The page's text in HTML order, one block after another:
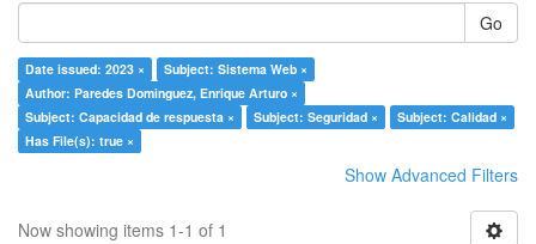
Go
Date issued: 2023 ×
Subject: Sistema Web ×
Author: Paredes Dominguez, Enrique Arturo ×
Subject: Capacidad de respuesta ×
Subject: Seguridad ×
Subject: Calidad ×
Has File(s): true ×
Show Advanced Filters
Now showing items 1-1 of 1